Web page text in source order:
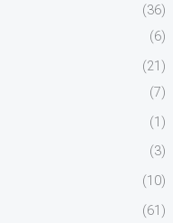
(36)
(6)
(21)
(7)
(1)
(3)
(10)
(61)